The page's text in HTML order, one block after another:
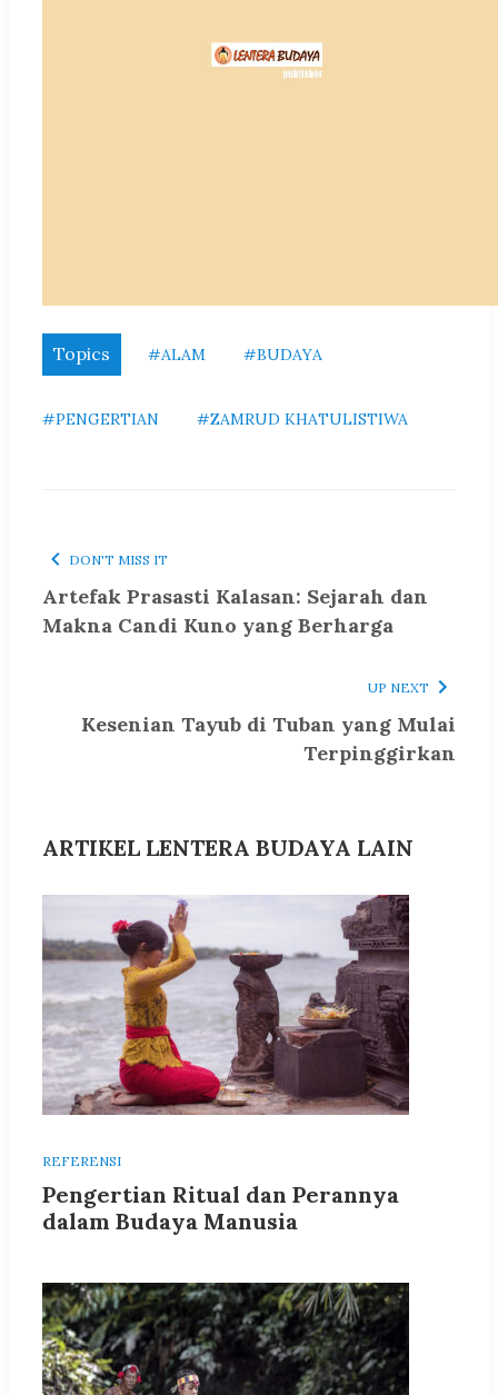
Topics #ALAM #BUDAYA
#PENGERTIAN #ZAMRUD KHATULISTIWA
DON'T MISS IT
Artefak Prasasti Kalasan: Sejarah dan
Makna Candi Kuno yang Berharga
UP NEXT
Kesenian Tayub di Tuban yang Mulai
Terpinggirkan
ARTIKEL LENTERA BUDAYA LAIN
REFERENSI
Pengertian Ritual dan Perannya
dalam Budaya Manusia